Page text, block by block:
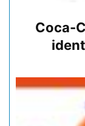
Coca-